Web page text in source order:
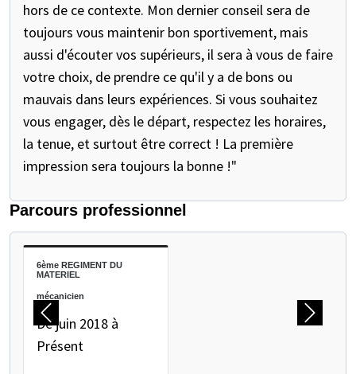
hors de ce contexte. Mon dernier conseil sera de
toujours vous maintenir bon sportivement, mais
aussi d'écouter vos supérieurs, il sera à vous de faire
votre choix, de prendre ce qu'il y a de bons ou
mauvais dans leurs expériences. Si vous souhaitez
vous engager, dès le départ, respectez les horaires,
la tenue, et surtout être correct ! La première
impression sera toujours la bonne !"
Parcours professionnel
METTEZ EN PAUSE LE CARROUSEL SUIVANT
6ème REGIMENT DU
MATERIEL
mécanicien
De juin 2018 à
Présent
Précédent Suivant